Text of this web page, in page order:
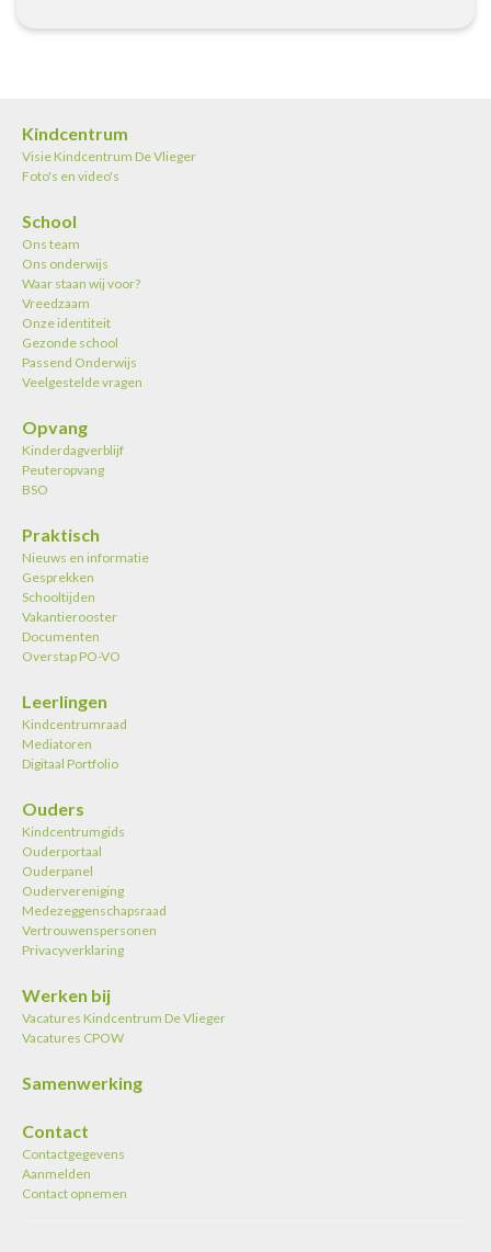
Kindcentrum
Visie Kindcentrum De Vlieger
Foto's en video's
School
Ons team
Ons onderwijs
Waar staan wij voor?
Vreedzaam
Onze identiteit
Gezonde school
Passend Onderwijs
Veelgestelde vragen
Opvang
Kinderdagverblijf
Peuteropvang
BSO
Praktisch
Nieuws en informatie
Gesprekken
Schooltijden
Vakantierooster
Documenten
Overstap PO-VO
Leerlingen
Kindcentrumraad
Mediatoren
Digitaal Portfolio
Ouders
Kindcentrumgids
Ouderportaal
Ouderpanel
Oudervereniging
Medezeggenschapsraad
Vertrouwenspersonen
Privacyverklaring
Werken bij
Vacatures Kindcentrum De Vlieger
Vacatures CPOW
Samenwerking
Contact
Contactgegevens
Aanmelden
Contact opnemen